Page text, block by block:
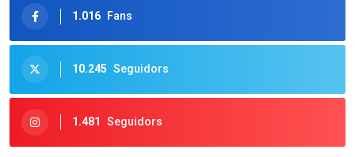
1.016 Fans
10.245 Seguidors
1.481 Seguidors